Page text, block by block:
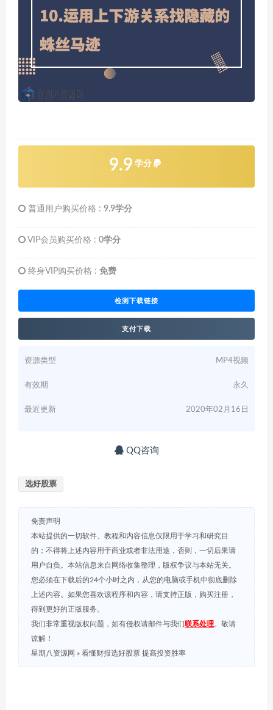
9.9 学分
普通用户购买价格 : 9.9学分
VIP会员购买价格 : 0学分
终身VIP购买价格 : 免费
检测下载链接
支付下载
资源类型 MP4视频
有效期 永久
最近更新 2020年02月16日
QQ咨询
选好股票
免责声明
本站提供的一切软件、教程和内容信息仅限用于学习和研究目
的；不得将上述内容用于商业或者非法用途，否则，一切后果请
用户自负。本站信息来自网络收集整理，版权争议与本站无关。
您必须在下载后的24个小时之内，从您的电脑或手机中彻底删除
上述内容。如果您喜欢该程序和内容，请支持正版，购买注册，
得到更好的正版服务。
我们非常重视版权问题，如有侵权请邮件与我们联系处理。敬请
谅解！
星期八资源网 » 看懂财报选好股票 提高投资胜率